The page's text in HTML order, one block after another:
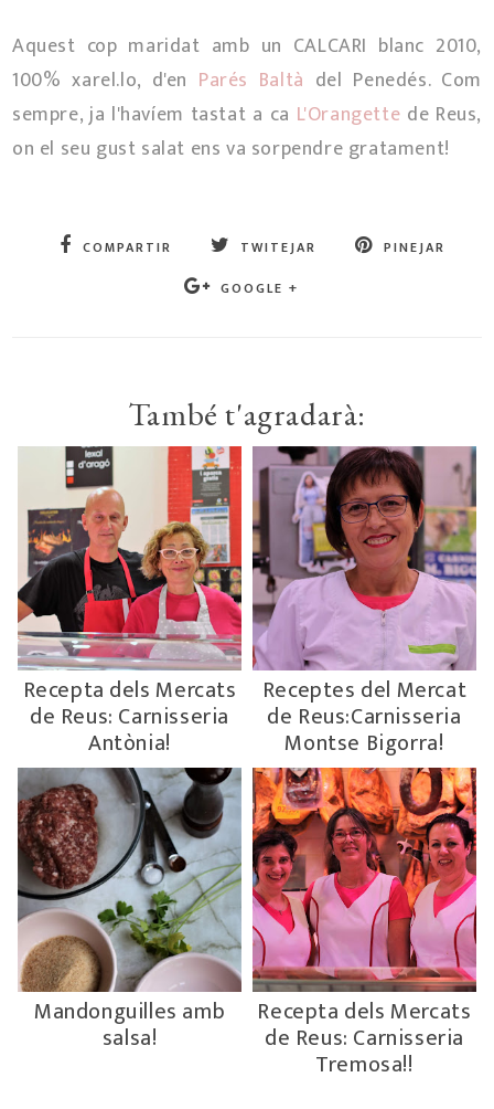
Aquest cop maridat amb un CALCARI blanc 2010,
100% xarel.lo, d'en Parés Baltà del Penedés. Com
sempre, ja l'havíem tastat a ca L'Orangette de Reus,
on el seu gust salat ens va sorpendre gratament!
COMPARTIR TWITEJAR
PINEJAR
GOOGLE +
També t'agradarà:
Recepta dels Mercats
de Reus: Carnisseria
Antònia!
Receptes del Mercat
de Reus:Carnisseria
Montse Bigorra!
Mandonguilles amb
salsa!
Recepta dels Mercats
de Reus: Carnisseria
Tremosa!!